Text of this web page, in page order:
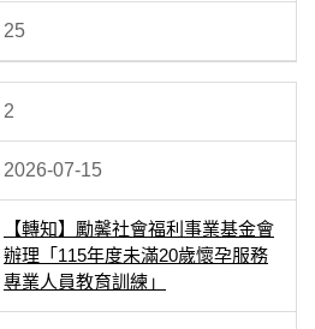
25
2
2026-07-15
【轉知】勵馨社會福利事業基金會
辦理「115年度未滿20歲懷孕服務
專業人員教育訓練」